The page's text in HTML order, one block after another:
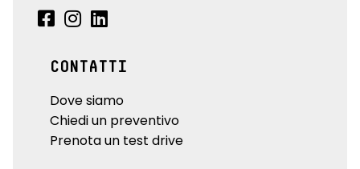
CONTATTI
Dove siamo
Chiedi un preventivo
Prenota un test drive